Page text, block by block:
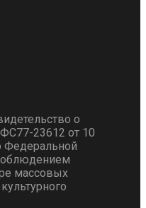
о
23612 от 10
Федеральной
массовых